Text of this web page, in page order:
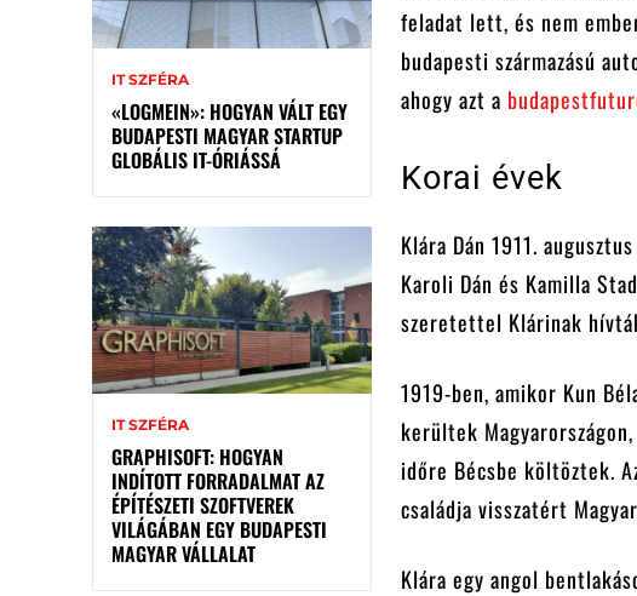
IT SZFÉRA
«LOGMEIN»: HOGYAN VÁLT EGY
BUDAPESTI MAGYAR STARTUP
GLOBÁLIS IT-ÓRIÁSSÁ
IT SZFÉRA
GRAPHISOFT: HOGYAN
INDÍTOTT FORRADALMAT AZ
ÉPÍTÉSZETI SZOFTVEREK
VILÁGÁBAN EGY BUDAPESTI
MAGYAR VÁLLALAT
feladat lett, és nem
budapesti származású
ahogy azt a
Korai évek
Klára Dán 1911.
Karoli Dán és Kamilla
szeretettel Klárinak
1919-ben, amikor Kun
kerültek
időre Bécsbe költöztek.
családja visszatért
Klára egy angol